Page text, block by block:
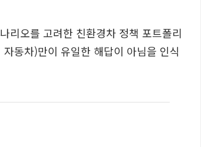
리오를 고려한 친환경차 정책 포트폴리
동차)만이 유일한 해답이 아님을 인식